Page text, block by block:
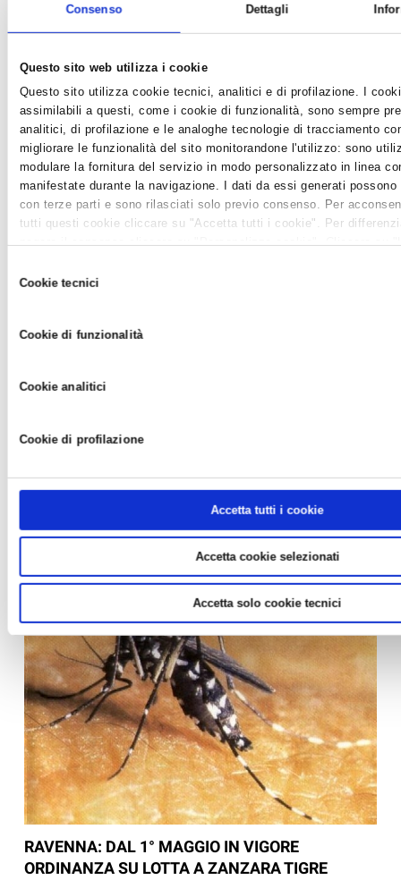
Consenso Dettagli
Questo sito web utilizza i cookie
Questo sito utilizza cookie tecnici, analitici e di profilazione. I
assimilabili a questi, come i cookie di funzionalità, sono sempre
analitici, di profilazione e le analoghe tecnologie di tracciamento
migliorare le funzionalità del sito monitorandone l'utilizzo: sono
modulare la fornitura del servizio in modo personalizzato in linea
manifestate durante la navigazione. I dati da essi generati
con terze parti e sono rilasciati solo previo consenso. Per
tutti questi cookie cliccare su "Accetta tutti i cookie". Per
della navigazione in assenza di cookie o altri strumenti di
delCookie tecnici
Cookie di funzionalità
Cookie analitici
Cookie di profilazione
Accetta tutti i cookie
Accetta cookie selezionati
Accetta solo cookie tecnici
CONCLUSA TERZA EDIZIONE CORSO SU
OSPITALITA' EXTRALBERGHIERA
News /Varie
mercoledì 28 apr 2010
Si è conclusa ieri sera la terza edizione del corso 'Come aprire o
migliorare il proprio B&B o R&B', organizzato dalla
Confartigianato Servizi e dalle Associazioni dei Bed & Breakfast
Confartigianato della provincia...
ASSOCIAZIONI IMPRENDITORIALI
lunedì 26 apr 2010
la tariffa rifiuti è di fatto un tributo, unita alla recente posizione
di risposta ad un interpello, hanno incrementato confusione ed
incertezza, sia per gli ...
RAVENNA: DAL 1° MAGGIO IN VIGORE
ORDINANZA SU LOTTA A ZANZARA TIGRE